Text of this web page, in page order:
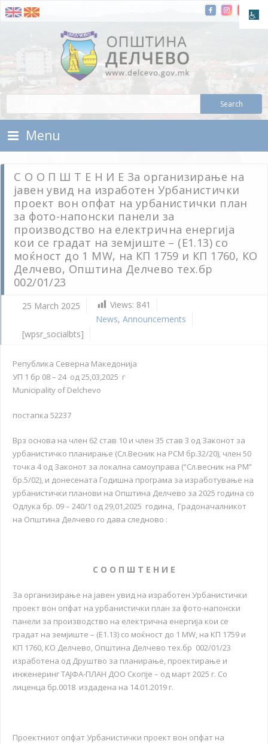
Skip To Content
Municipality of Delchevo
Menu
С О О П Ш Т Е Н И Е За организирање на
јавен увид на изработен Урбанистички
проект вон опфат на урбанистички план
за фото-напонски панели за
производство на електрична енергија
кои се градат на земјиште – (Е1.13) со
моќност до 1 MW, на КП 1759 и КП 1760, КО
Делчево, Општина Делчево тех.бр
002/01/23
25 March 2025 Views: 841
News, Announcements
[wpsr_socialbts]
Република Северна Македонија
УП 1 бр 08 – 24 од 25,03,2025 г
Municipality of Delchevo
постапка 52237
Врз основа на член 62 став 10 и член 35 став 3 од Законот за
урбанистичко планирање (Сл.Весник на РСМ бр.32/20), член 50
точка 4 од Законот за локална самоуправа (“Сл.весник на РМ”
бр.5/02), и донесената Годишна програма за изработување на
урбанистички планови на Општина Делчево за 2025 година со
Одлука бр. 09 – 240/1 од 29,01,2025 година, Градоначалникот
на Општина Делчево го дава следново :
С О О П Ш Т Е Н И Е
За организирање на јавен увид на изработен Урбанистички
проект вон опфат на урбанистички план за фото-напонски
панели за производство на електрична енергија кои се
градат на земјиште – (Е1.13) со моќност до 1 MW, на КП 1759 и
КП 1760, КО Делчево, Општина Делчево тех.бр 002/01/23
изработена од Друштво за планирање, проектирање и
инженеринг ТАЈФА-ПЛАН ДОО Скопје – од март 2025 г. Со
лиценца бр.0018 издадена на 14.01.2019 г.
Проектниот опфат Урбанистички проект вон опфат на